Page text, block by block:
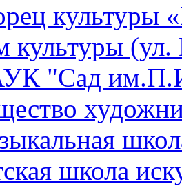
культуры
культуры (ул.
"Сад
школа